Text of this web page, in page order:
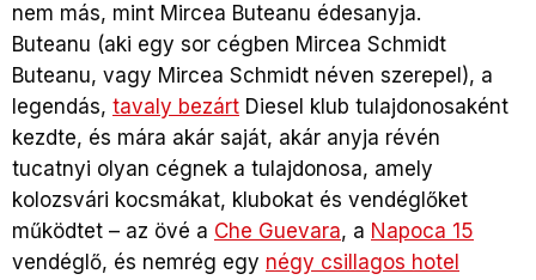
nem más, mint Mircea Buteanu édesanyja.
Buteanu (aki egy sor cégben Mircea Schmidt
Buteanu, vagy Mircea Schmidt néven szerepel), a
legendás, tavaly bezárt Diesel klub tulajdonosaként
kezdte, és mára akár saját, akár anyja révén
tucatnyi olyan cégnek a tulajdonosa, amely
kolozsvári kocsmákat, klubokat és vendéglőket
működtet – az övé a Che Guevara, a Napoca 15
vendéglő, és nemrég egy négy csillagos hotel